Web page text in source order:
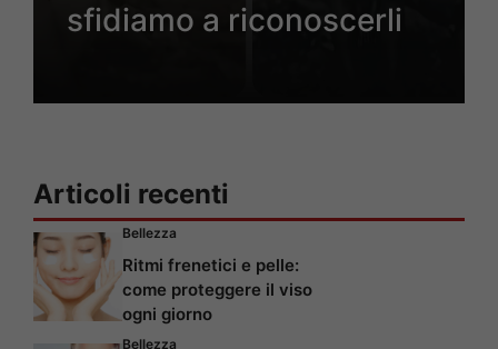
sfidiamo a riconoscerli
Articoli recenti
Bellezza
Ritmi frenetici e pelle:
come proteggere il viso
ogni giorno
Bellezza